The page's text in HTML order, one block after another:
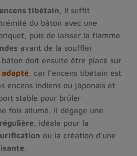
tibétain , il suffit
du bâton avec une
puis de laisser la flamme
avant de la souffler
doit ensuite être placé sur
adapté
encens indiens ou japonais et
stable pour brûler
.